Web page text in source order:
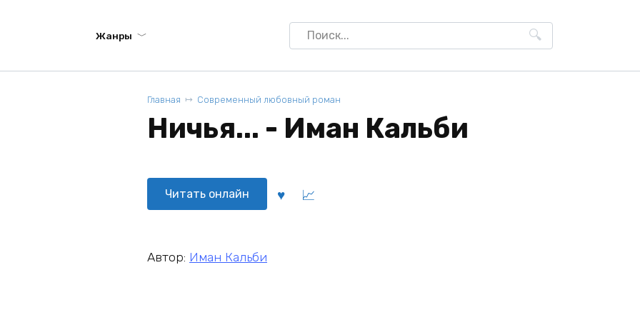
Жанры
Search
for:
Главная Современный любовный роман
Ничья... - Иман Кальби
Читать онлайн
Автор: Иман Кальби